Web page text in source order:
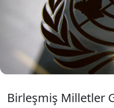
sağlama
katliamların
gerektiğini
Birleşmiş Milletler